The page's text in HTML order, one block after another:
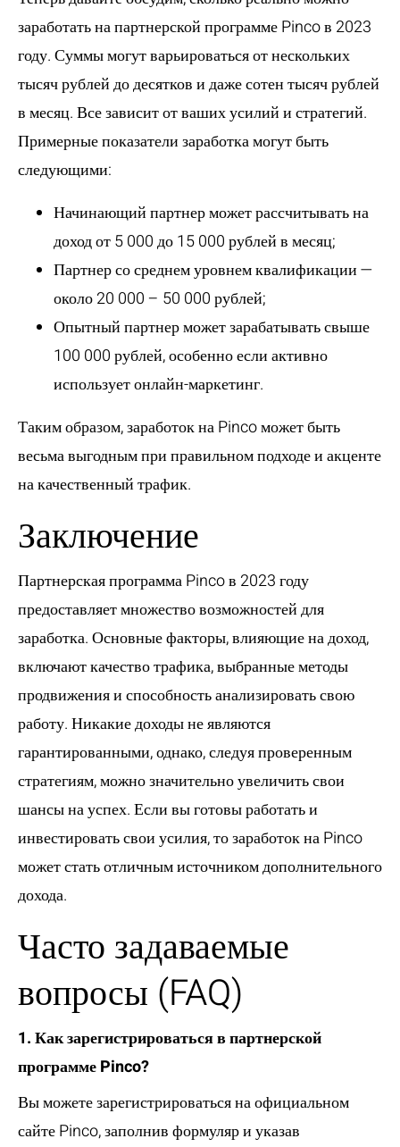
заработать на партнерской программе Pinco в 2023
году. Суммы могут варьироваться от нескольких
тысяч рублей до десятков и даже сотен тысяч рублей
в месяц. Все зависит от ваших усилий и стратегий.
Примерные показатели заработка могут быть
следующими:
Начинающий партнер может рассчитывать на
доход от 5 000 до 15 000 рублей в месяц;
Партнер со среднем уровнем квалификации —
около 20 000 – 50 000 рублей;
Опытный партнер может зарабатывать свыше
100 000 рублей, особенно если активно
использует онлайн-маркетинг.
Таким образом, заработок на Pinco может быть
весьма выгодным при правильном подходе и акценте
на качественный трафик.
Заключение
Партнерская программа Pinco в 2023 году
предоставляет множество возможностей для
заработка. Основные факторы, влияющие на доход,
включают качество трафика, выбранные методы
продвижения и способность анализировать свою
работу. Никакие доходы не являются
гарантированными, однако, следуя проверенным
стратегиям, можно значительно увеличить свои
шансы на успех. Если вы готовы работать и
инвестировать свои усилия, то заработок на Pinco
может стать отличным источником дополнительного
дохода.
Часто задаваемые
вопросы (FAQ)
1. Как зарегистрироваться в партнерской
программе Pinco?
Вы можете зарегистрироваться на официальном
сайте Pinco, заполнив формуляр и указав